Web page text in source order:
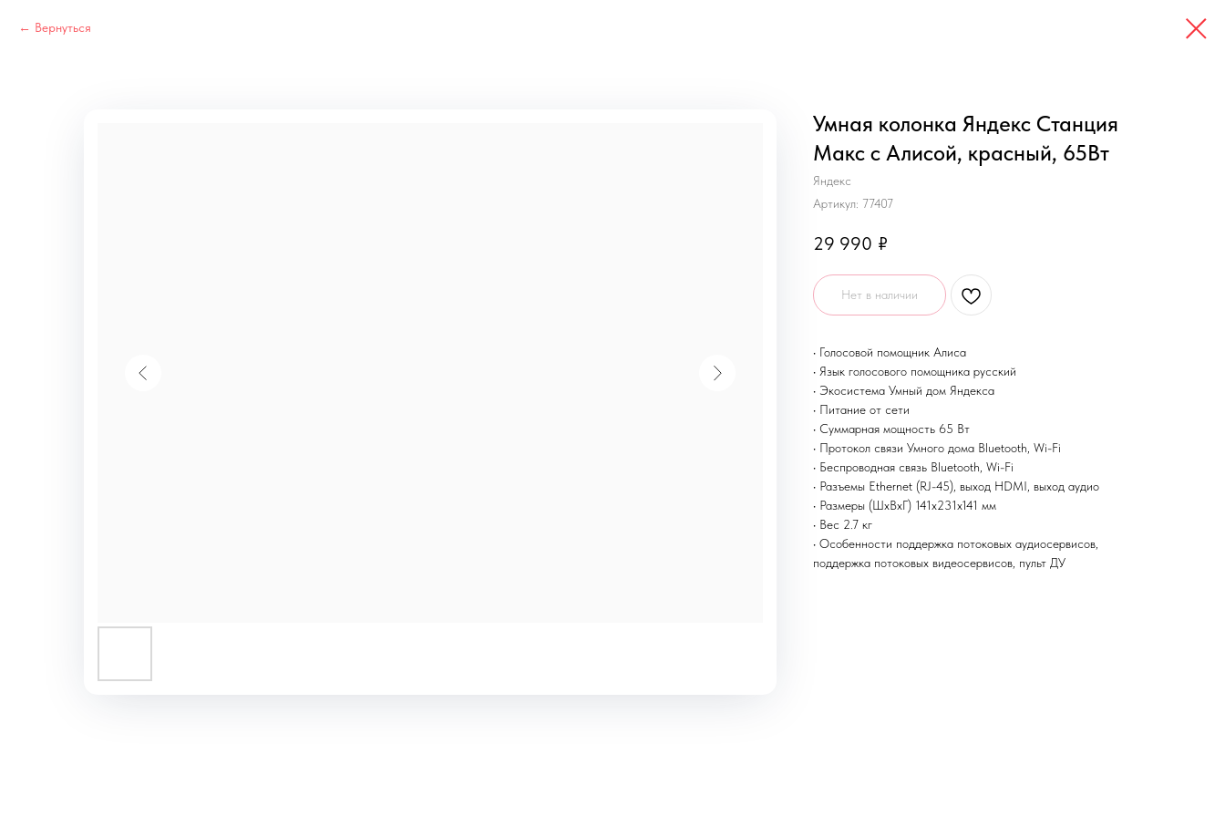
Вернуться
Умная колонка Яндекс Станция
Макс с Алисой, красный, 65Вт
Яндекс
Артикул: 77407
29 990 ₽
Нет в наличии
• Голосовой помощник Алиса
• Язык голосового помощника русский
• Экосистема Умный дом Яндекса
• Питание от сети
• Суммарная мощность 65 Вт
• Протокол связи Умного дома Bluetooth, Wi-Fi
• Беспроводная связь Bluetooth, Wi-Fi
• Разъемы Ethernet (RJ-45), выход HDMI, выход аудио
• Размеры (ШxВxГ) 141x231x141 мм
• Вес 2.7 кг
• Особенности поддержка потоковых аудиосервисов,
поддержка потоковых видеосервисов, пульт ДУ